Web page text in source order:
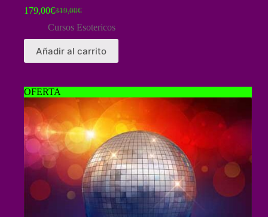
319,00€
El
precio
original
era:
179,00€El
precio
actual
es:
Cursos Esotericos
Añadir al carrito
OFERTA